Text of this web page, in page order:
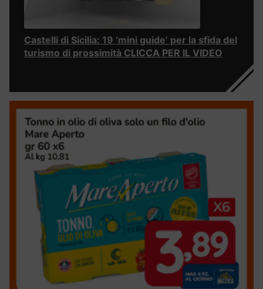
Castelli di Sicilia: 19 ‘mini guide’ per la sfida del
turismo di prossimità CLICCA PER IL VIDEO